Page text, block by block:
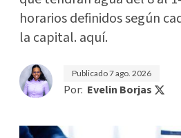
horarios definidos según
la capital. aquí.
Publicado7 ago. 2026
Por: Evelin Borjas